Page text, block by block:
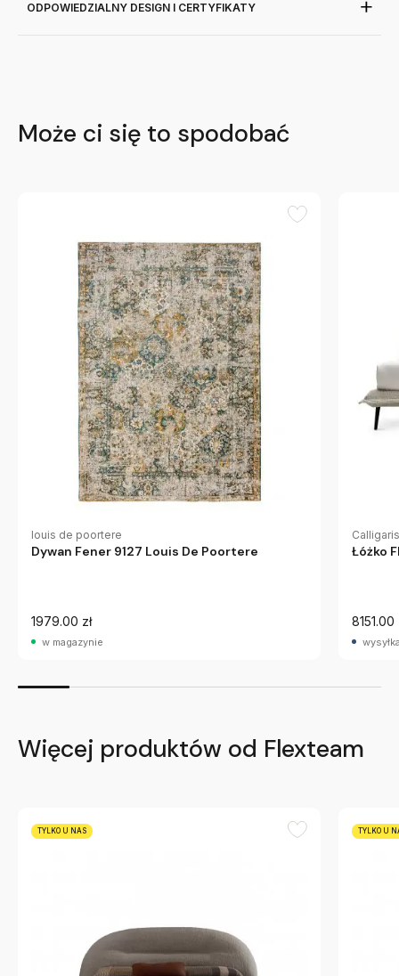
ODPOWIEDZIALNY DESIGN I CERTYFIKATY
Może ci się to spodobać
louis de poortere
Dywan Fener 9127 Louis De Poortere
1979.00 zł
w magazynie
Calligaris
Łóżko
8151.00
Więcej produktów od Flexteam
TYLKO U NAS TYLKO U